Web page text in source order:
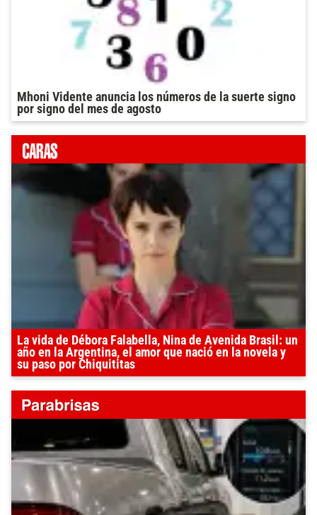
Mhoni Vidente anuncia los números de la suerte signo
por signo del mes de agosto
La vida de Débora Falabella, Nina de Avenida Brasil: un
año en la Argentina, el amor que nació en la novela y
su paso por Chiquititas